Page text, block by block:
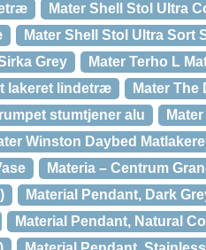
Mater Shell Stol Ultra
Mater Shell Stol Ultra Sort
Grey
Mater Terho L
lakeret lindetræ
Mater The
stumtjener alu
Winston Daybed
Materia – Centrum
Material Pendant, Dark
Material Pendant, Natural